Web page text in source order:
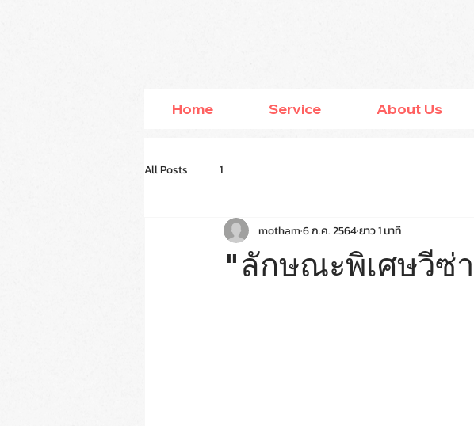
Home Service About Us
All Posts 1
"ลักษณะพิเศษวีซ่
motham6 ก.ค. 2564ยาว 1 นาที